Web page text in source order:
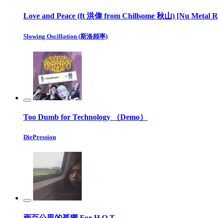
Love and Peace (ft 洪偉 from Chillsome 秋山) [Nu Metal
Slowing Oscillation (斯洛頻率)
Too Dumb for Technology （Demo）
DiePression